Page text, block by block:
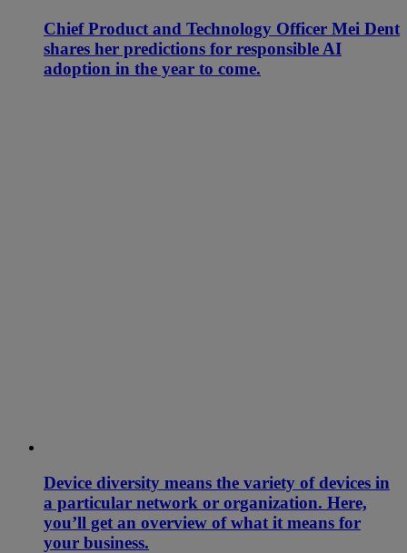
Chief Product and Technology Officer Mei Dent
shares her predictions for responsible AI
adoption in the year to come.
Device diversity means the variety of devices in
a particular network or organization. Here,
you’ll get an overview of what it means for
your business.